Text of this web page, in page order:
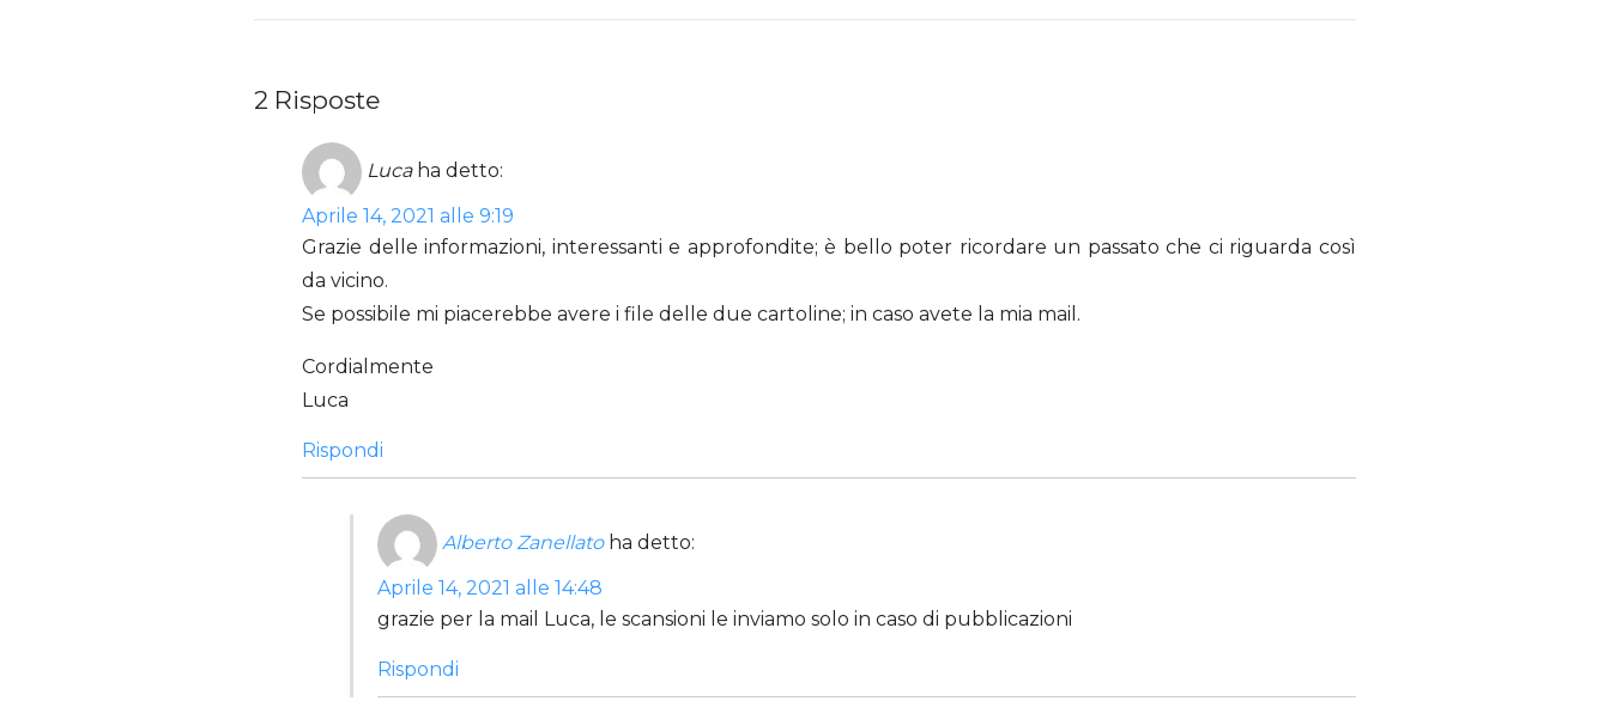
2 Risposte
Luca ha detto:
Aprile 14, 2021 alle 9:19
Grazie delle informazioni, interessanti e approfondite; è bello poter ricordare un passato che ci riguarda così
da vicino.
Se possibile mi piacerebbe avere i file delle due cartoline; in caso avete la mia mail.
Cordialmente
Luca
Rispondi
Alberto Zanellato ha detto:
Aprile 14, 2021 alle 14:48
grazie per la mail Luca, le scansioni le inviamo solo in caso di pubblicazioni
Rispondi